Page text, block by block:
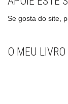
Se gosta do site,
O MEU